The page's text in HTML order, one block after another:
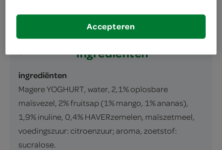
ingrediënten
ingrediënten
Magere YOGHURT, water, 2,1% oplosbare
maïsvezel, 2% fruitsap (1% mango, 1% ananas),
1,9% inuline, 0,4% HAVERzemelen, maïszetmeel,
voedingszuur: citroenzuur; aroma, zoetstof:
sucralose.
Accepteren